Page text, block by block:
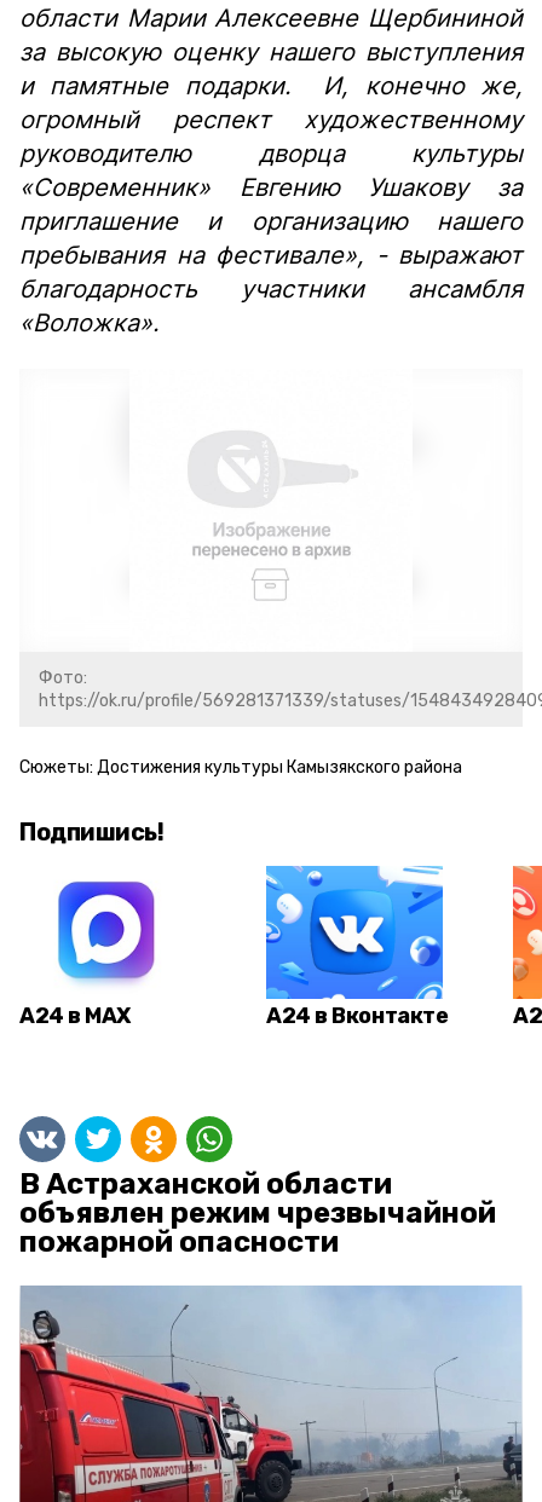
области Марии Алексеевне Щербининой
за высокую оценку нашего выступления
и памятные подарки. И, конечно же,
огромный респект художественному
руководителю дворца культуры
«Современник» Евгению Ушакову за
приглашение и организацию нашего
пребывания на фестивале», - выражают
благодарность участники ансамбля
«Воложка».
Фото:
https://ok.ru/profile/569281371339/statuses/
Сюжеты: Достижения культуры Камызякского района
Подпишись!
А24 в MAX А24 в Вконтакте
В Астраханской области
объявлен режим чрезвычайной
пожарной опасности